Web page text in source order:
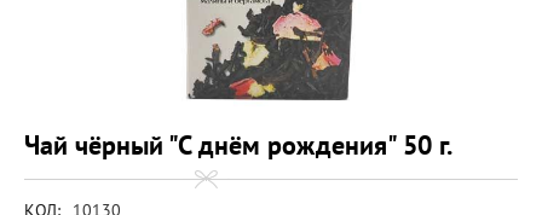
Чай чёрный "С днём рождения" 50 г.
КОД: 10130